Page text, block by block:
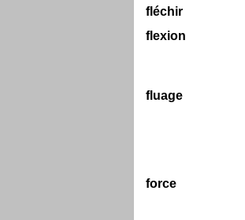
fléchir
flexion
fluage
force